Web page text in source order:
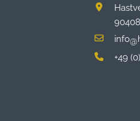
info@
+49